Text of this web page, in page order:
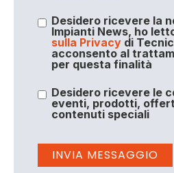
Desidero ricevere la
Impianti News, ho
sulla Privacydi
acconsento al
per questa finalità
Desidero ricevere le
eventi, prodotti,
contenuti speciali